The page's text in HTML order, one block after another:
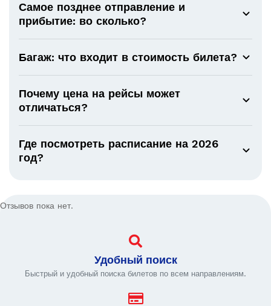
Самое позднее отправление и
прибытие: во сколько?
Багаж: что входит в стоимость билета?
Почему цена на рейсы может
отличаться?
Где посмотреть расписание на 2026
год?
Отзывов пока нет.
Удобный поиск
Быстрый и удобный поиска билетов по всем направлениям.